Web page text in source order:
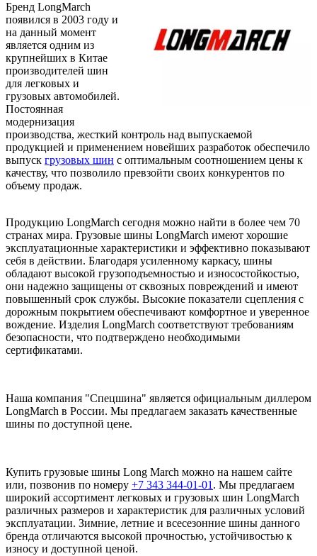
Бренд LongMarch
появился в 2003 году и
на данный момент
является одним из
крупнейших в Китае
производителей шин
для легковых и
грузовых автомобилей.
Постоянная
модернизация
производства, жесткий контроль над выпускаемой
продукцией и применением новейших разработок обеспечило
выпуск грузовых шин с оптимальным соотношением цены к
качеству, что позволило превзойти своих конкурентов по
объему продаж.
Продукцию LongMarch сегодня можно найти в более чем 70
странах мира. Грузовые шины LongMarch имеют хорошие
эксплуатационные характеристики и эффективно показывают
себя в действии. Благодаря усиленному каркасу, шины
обладают высокой грузоподъемностью и износостойкостью,
они надежно защищены от сквозных повреждений и имеют
повышенный срок службы. Высокие показатели сцепления с
дорожным покрытием обеспечивают комфортное и уверенное
вождение. Изделия LongMarch соответствуют требованиям
безопасности, что подтверждено необходимыми
сертификатами.
Наша компания "Спецшина" является официальным диллером
LongMarch в России. Мы предлагаем заказать качественные
шины по доступной цене.
Купить грузовые шины Long March можно на нашем сайте
или, позвонив по номеру +7 343 344-01-01 . Мы предлагаем
широкий ассортимент легковых и грузовых шин LongMarch
различных размеров и характеристик для различных условий
эксплуатации. Зимние, летние и всесезонние шины данного
бренда отличаются высокой прочностью, устойчивостью к
износу и доступной ценой.